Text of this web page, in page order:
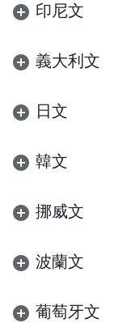
印尼文
義大利文
日文
韓文
挪威文
波蘭文
葡萄牙文